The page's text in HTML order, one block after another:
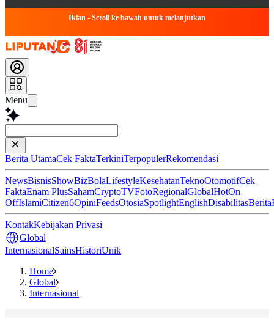
Iklan - Scroll ke bawah untuk melanjutkan
Menu
Baca lebih
Berita UtamaCek FaktaTerkiniTerpopulerRekomendasi
NewsBisnisShowBizBolaLifestyleKesehatanTeknoOtomotifCek
FaktaEnam PlusSahamCryptoTVFotoRegionalGlobalHotOn
OffIslamiCitizen6OpiniFeedsOtosiaSpotlightEnglishDisabilitasBerita
KontakKebijakan Privasi
Global
InternasionalSainsHistoriUnik
Home
Global
Internasional